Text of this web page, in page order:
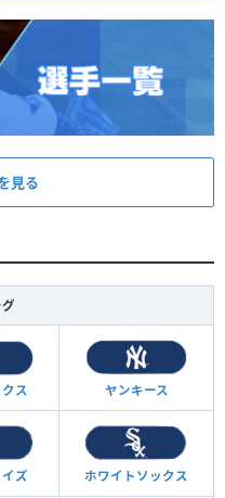
見る
ス ヤンキース
ズ ホワイトソックス